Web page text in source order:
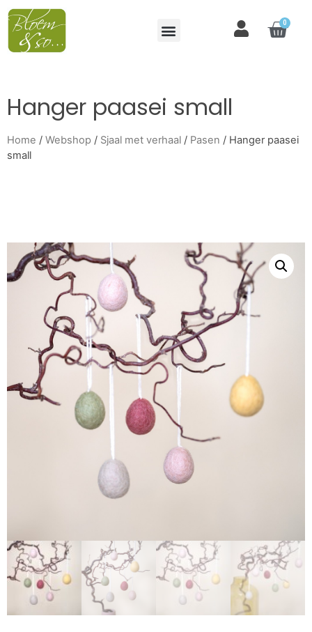
0
Hanger paasei small
Home / Webshop / Sjaal met verhaal / Pasen / Hanger paasei
small